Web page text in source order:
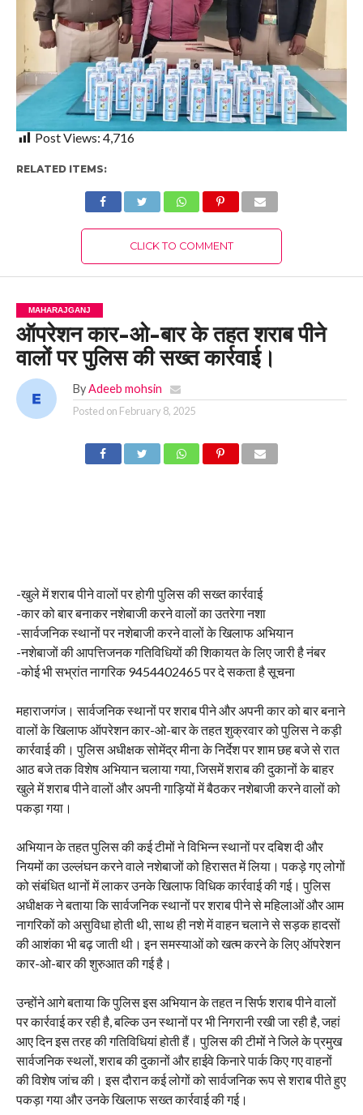
Post Views: 4,716
RELATED ITEMS:
CLICK TO COMMENT
MAHARAJGANJ
ऑपरेशन कार-ओ-बार के तहत शराब पीने
वालों पर पुलिस की सख्त कार्रवाई।
By Adeeb mohsin
Posted on February 8, 2025
-खुले में शराब पीने वालों पर होगी पुलिस की सख्त कार्रवाई
-कार को बार बनाकर नशेबाजी करने वालों का उतरेगा नशा
-सार्वजनिक स्थानों पर नशेबाजी करने वालों के खिलाफ अभियान
-नशेबाजों की आपत्तिजनक गतिविधियों की शिकायत के लिए जारी है नंबर
-कोई भी सभ्रांत नागरिक 9454402465 पर दे सकता है सूचना
महाराजगंज। सार्वजनिक स्थानों पर शराब पीने और अपनी कार को बार बनाने
वालों के खिलाफ ऑपरेशन कार-ओ-बार के तहत शुक्रवार को पुलिस ने कड़ी
कार्रवाई की। पुलिस अधीक्षक सोमेंद्र मीना के निर्देश पर शाम छह बजे से रात
आठ बजे तक विशेष अभियान चलाया गया, जिसमें शराब की दुकानों के बाहर
खुले में शराब पीने वालों और अपनी गाड़ियों में बैठकर नशेबाजी करने वालों को
पकड़ा गया।
अभियान के तहत पुलिस की कई टीमों ने विभिन्न स्थानों पर दबिश दी और
नियमों का उल्लंघन करने वाले नशेबाजों को हिरासत में लिया। पकड़े गए लोगों
को संबंधित थानों में लाकर उनके खिलाफ विधिक कार्रवाई की गई। पुलिस
अधीक्षक ने बताया कि सार्वजनिक स्थानों पर शराब पीने से महिलाओं और आम
नागरिकों को असुविधा होती थी, साथ ही नशे में वाहन चलाने से सड़क हादसों
की आशंका भी बढ़ जाती थी। इन समस्याओं को खत्म करने के लिए ऑपरेशन
कार-ओ-बार की शुरुआत की गई है।
उन्होंने आगे बताया कि पुलिस इस अभियान के तहत न सिर्फ शराब पीने वालों
पर कार्रवाई कर रही है, बल्कि उन स्थानों पर भी निगरानी रखी जा रही है, जहां
आए दिन इस तरह की गतिविधियां होती हैं। पुलिस की टीमों ने जिले के प्रमुख
सार्वजनिक स्थलों, शराब की दुकानों और हाईवे किनारे पार्क किए गए वाहनों
की विशेष जांच की। इस दौरान कई लोगों को सार्वजनिक रूप से शराब पीते हुए
पकड़ा गया और उनके खिलाफ सख्त कार्रवाई की गई।